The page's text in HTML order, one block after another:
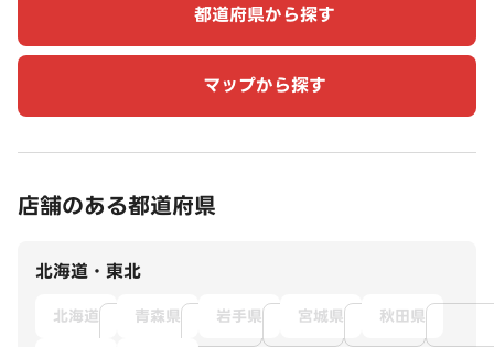
都道府県から探す
マップから探す
店舗のある都道府県
北海道・東北
北海道 青森県 岩手県 宮城県
秋田県